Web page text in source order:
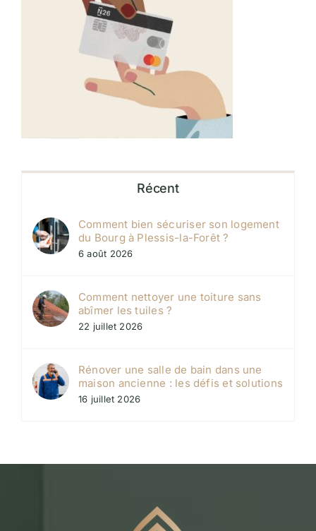
Récent
Comment bien sécuriser son logement
du Bourg à Plessis-la-Forêt ?
6 août 2026
Comment nettoyer une toiture sans
abîmer les tuiles ?
22 juillet 2026
Rénover une salle de bain dans une
maison ancienne : les défis et solutions
16 juillet 2026